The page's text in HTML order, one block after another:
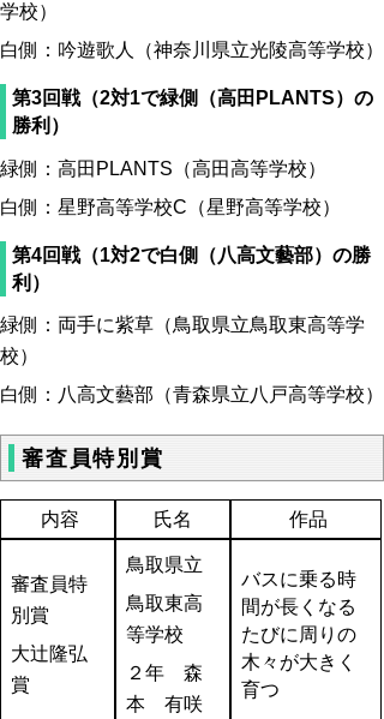
学校）
白側：吟遊歌人（神奈川県立光陵高等学校）
第3回戦（2対1で緑側（高田PLANTS）の
勝利）
緑側：高田PLANTS（高田高等学校）
白側：星野高等学校C（星野高等学校）
第4回戦（1対2で白側（八高文藝部）の勝
利）
緑側：両手に紫草（鳥取県立鳥取東高等学
校）
白側：八高文藝部（青森県立八戸高等学校）
審査員特別賞
内容 氏名 作品
審査員特
別賞
大辻隆弘
賞
鳥取県立
鳥取東高
等学校
２年 森
本 有咲
バスに乗る時
間が長くなる
たびに周りの
木々が大きく
育つ